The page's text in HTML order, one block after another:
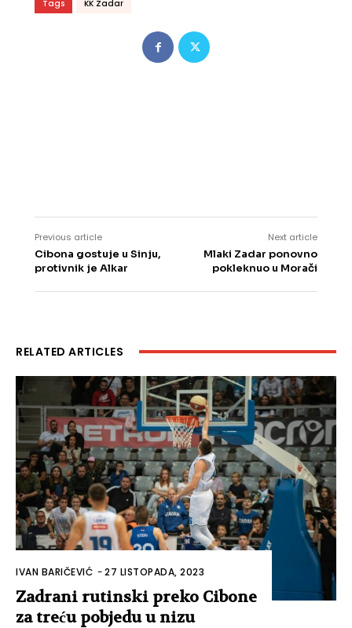
Tags KK Zadar
Previous article
Cibona gostuje u Sinju,
protivnik je Alkar
Next article
Mlaki Zadar ponovno
pokleknuo u Morači
RELATED ARTICLES
IVAN BARIČEVIĆ -27 LISTOPADA, 2023
Zadrani rutinski preko Cibone
za treću pobjedu u nizu